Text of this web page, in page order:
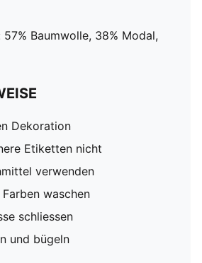
Baumwolle, 38% Modal,
Dekoration
Etiketten nicht
verwenden
waschen
schliessen
und bügeln